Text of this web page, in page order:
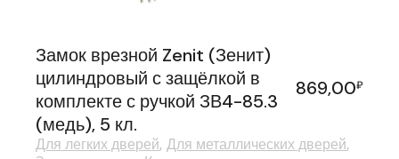
Замок врезной Zenit (Зенит)
цилиндровый с защёлкой в
комплекте с ручкой ЗВ4-85.3
(медь), 5 кл.
869,00₽
Для легких дверей Для металлических дверей